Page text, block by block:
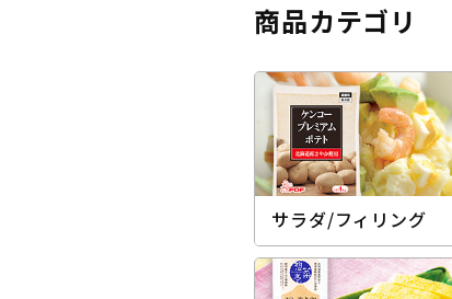
商品カテゴリ
サラダ/フィリング